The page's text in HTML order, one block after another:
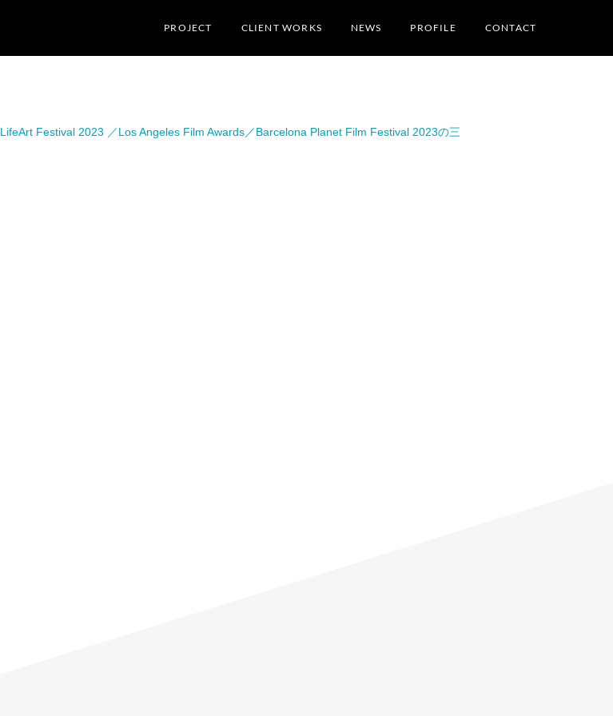
PROJECT CLIENT WORKS NEWS PROFILE CONTACT
LifeArt Festival 2023 ／Los Angeles Film Awards／Barcelona Planet Film Festival 2023の三